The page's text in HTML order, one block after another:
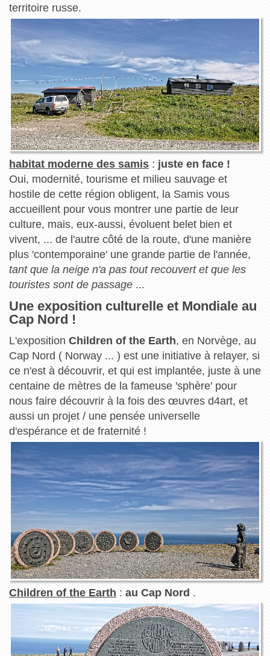
territoire russe.
habitat moderne des samis: juste en face !
Oui, modernité, tourisme et milieu sauvage et
hostile de cette région obligent, la Samis vous
accueillent pour vous montrer une partie de leur
culture, mais, eux-aussi, évoluent belet bien et
vivent, ... de l'autre côté de la route, d'une manière
plus 'contemporaine' une grande partie de l'année,
tant que la neige n'a pas tout recouvert et que les
touristes sont de passage...
Une exposition culturelle et Mondiale au
Cap Nord !
L'exposition Children of the Earth, en Norvège, au
Cap Nord ( Norway ... ) est une initiative à relayer, si
ce n'est à découvrir, et qui est implantée, juste à une
centaine de mètres de la fameuse 'sphère' pour
nous faire découvrir à la fois des œuvres d4art, et
aussi un projet / une pensée universelle
d'espérance et de fraternité !
Children of the Earth : au Cap Nord .